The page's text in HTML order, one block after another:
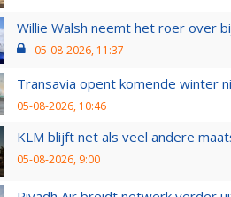
Willie Walsh neemt het roer over
05-08-2026, 11:37
Transavia opent komende winter
05-08-2026, 10:46
KLM blijft net als veel andere
05-08-2026, 9:00